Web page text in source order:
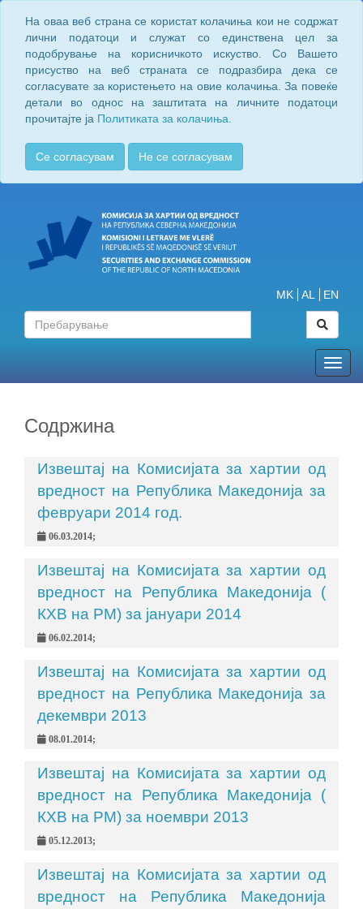
На оваа веб страна се користат колачиња кои не содржат
лични податоци и служат со единствена цел за
подобрување на корисничкото искуство. Со Вашето
присуство на веб страната се подразбира дека се
согласувате за користењето на овие колачиња. За повеќе
детали во однос на заштитата на личните податоци
прочитајте ја Политиката за колачиња.
Се согласувам Не се согласувам
MK AL EN
Содржина
Извештај на Комисијата за хартии од
вредност на Република Македонија за
февруари 2014 год.
06.03.2014;
Извештај на Комисијата за хартии од
вредност на Република Македонија (
КХВ на РМ) за јануари 2014
06.02.2014;
Извештај на Комисијата за хартии од
вредност на Република Македонија за
декември 2013
08.01.2014;
Извештај на Комисијата за хартии од
вредност на Република Македонија (
КХВ на РМ) за ноември 2013
05.12.2013;
Извештај на Комисијата за хартии од
вредност на Република Македонија